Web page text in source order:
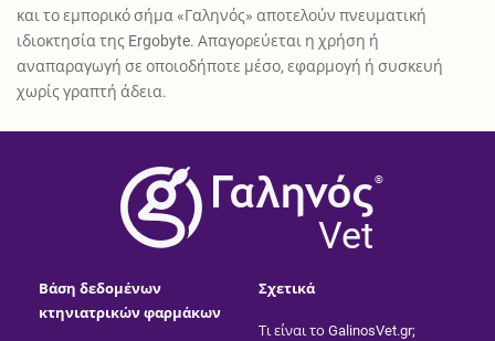
και το εμπορικό σήμα «Γαληνός» αποτελούν πνευματική
ιδιοκτησία της Ergobyte. Απαγορεύεται η χρήση ή
αναπαραγωγή σε οποιοδήποτε μέσο, εφαρμογή ή συσκευή
χωρίς γραπτή άδεια.
®
Vet
Βάση δεδομένων
κτηνιατρικών φαρμάκων
Σχετικά
Τι είναι το GalinosVet.gr;